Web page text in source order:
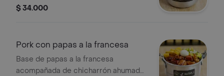
piña en canela, guacamole, pico de
$ 34.000
Pork con papas a la francesa
Base de papas a la francesa
acompañada de chicharrón ahumado,